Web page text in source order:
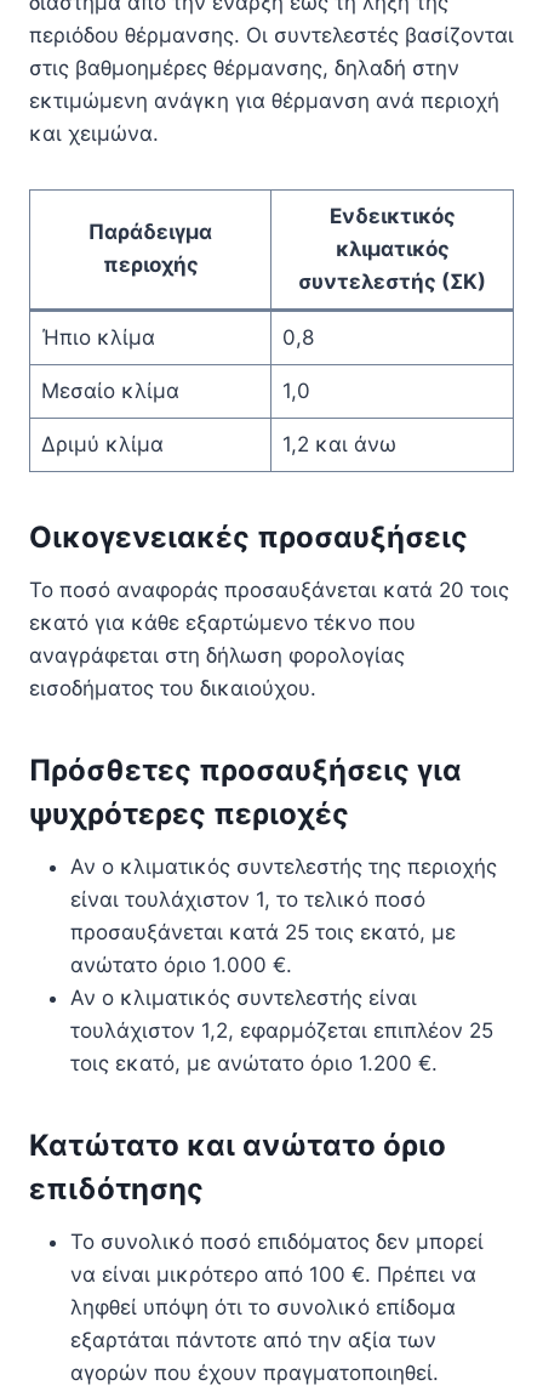
περιόδου θέρμανσης. Οι συντελεστές βασίζονται
στις βαθμοημέρες θέρμανσης, δηλαδή στην
εκτιμώμενη ανάγκη για θέρμανση ανά περιοχή
και χειμώνα.
Παράδειγμα
περιοχής
Ενδεικτικός
κλιματικός
συντελεστής (ΣΚ)
Ήπιο κλίμα 0,8
Μεσαίο κλίμα 1,0
Δριμύ κλίμα 1,2 και άνω
Οικογενειακές προσαυξήσεις
Το ποσό αναφοράς προσαυξάνεται κατά 20 τοις
εκατό για κάθε εξαρτώμενο τέκνο που
αναγράφεται στη δήλωση φορολογίας
εισοδήματος του δικαιούχου.
Πρόσθετες προσαυξήσεις για
ψυχρότερες περιοχές
Αν ο κλιματικός συντελεστής της περιοχής
είναι τουλάχιστον 1, το τελικό ποσό
προσαυξάνεται κατά 25 τοις εκατό, με
ανώτατο όριο 1.000 €.
Αν ο κλιματικός συντελεστής είναι
τουλάχιστον 1,2, εφαρμόζεται επιπλέον 25
τοις εκατό, με ανώτατο όριο 1.200 €.
Κατώτατο και ανώτατο όριο
επιδότησης
Το συνολικό ποσό επιδόματος δεν μπορεί
να είναι μικρότερο από 100 €. Πρέπει να
ληφθεί υπόψη ότι το συνολικό επίδομα
εξαρτάται πάντοτε από την αξία των
αγορών που έχουν πραγματοποιηθεί.